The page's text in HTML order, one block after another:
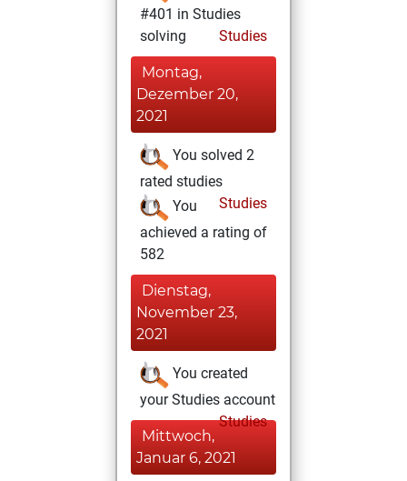
#401 in Studies
solving
Studies
Montag,
Dezember 20,
2021
You solved 2
rated studies
Studies
You
achieved a rating of
582
Dienstag,
November 23,
2021
You created
your Studies account
Studies
Mittwoch,
Januar 6, 2021